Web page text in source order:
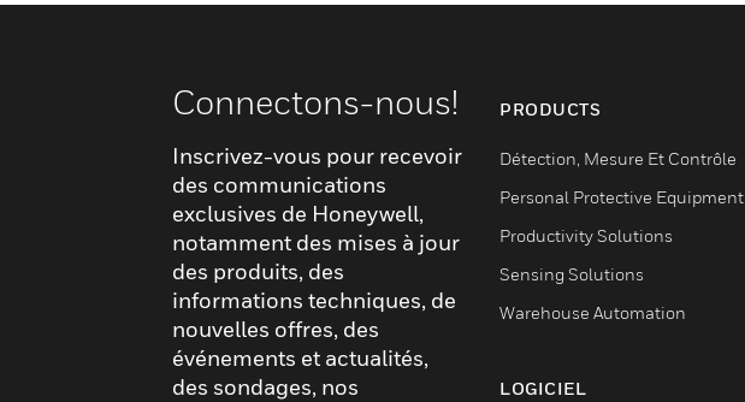
Connectons-nous!
Inscrivez-vous pour recevoir
des communications
exclusives de Honeywell,
notamment des mises à jour
des produits, des
informations techniques, de
nouvelles offres, des
événements et actualités,
des sondages, nos
PRODUCTS
Détection, Mesure Et Contrôle
Personal Protective Equipment
Productivity Solutions
Sensing Solutions
Warehouse Automation
LOGICIEL